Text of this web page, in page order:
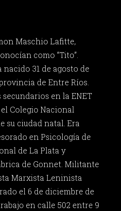
Maschio Lafitte,
como “Tito”.
nacido 31 de agosto de
de Entre Ríos.
en la ENET
Colegio Nacional
su ciudad natal. Era
en Psicología de
de La Plata y
de Gonnet. Militante
Marxista Leninista
el 6 de diciembre de
en calle 502 entre 9